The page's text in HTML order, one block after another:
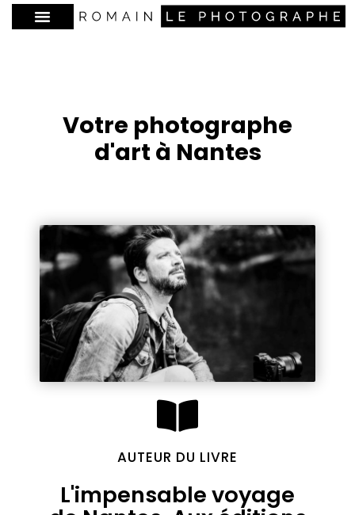
Votre photographe
d'art à Nantes
AUTEUR DU LIVRE
L'impensable voyage